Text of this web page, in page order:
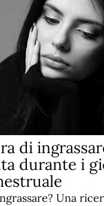
di
durante i
Una